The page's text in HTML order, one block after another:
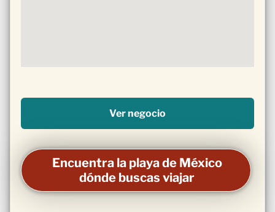
Ver negocio
Encuentra la playa de México
dónde buscas viajar